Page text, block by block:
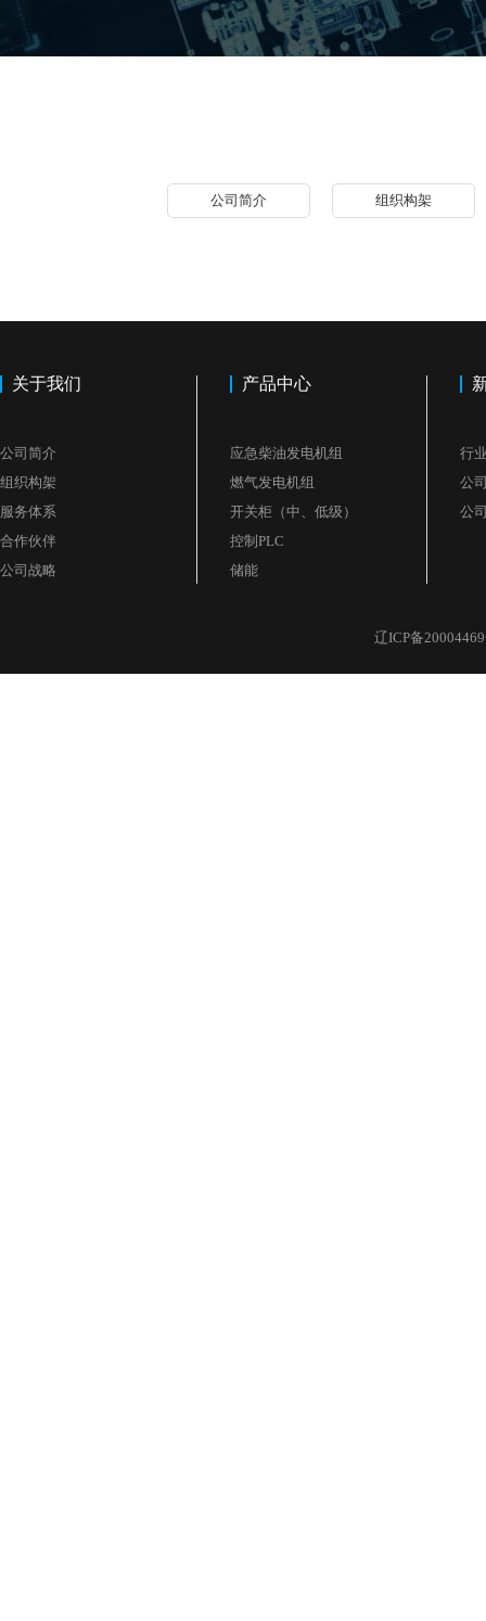
公司简介 组织构架
关于我们
公司简介
组织构架
服务体系
合作伙伴
公司战略
产品中心
应急柴油发电机组
燃气发电机组
开关柜（中、低级）
控制PLC
储能
行
公
公
辽ICP备